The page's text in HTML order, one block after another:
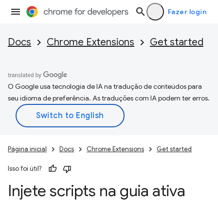
Fazer login
Docs Chrome Extensions Get started
O Google usa tecnologia de IA na tradução de conteúdos para
seu idioma de preferência. As traduções com IA podem ter erros.
Página inicial Docs Chrome Extensions Get started
Isso foi útil?
Injete scripts na guia ativa